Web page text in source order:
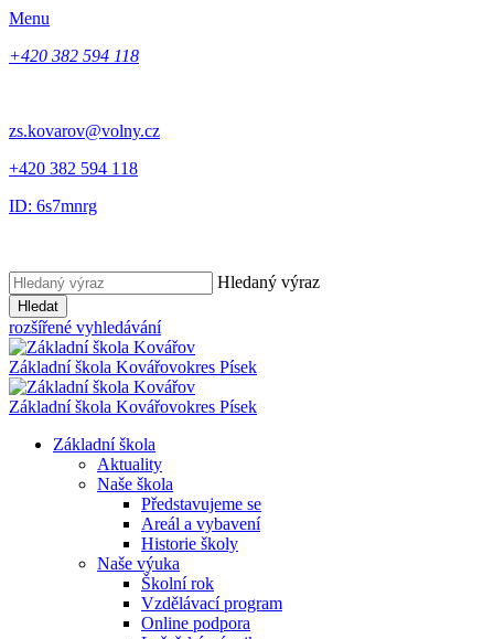
Menu
+420 382 594 118
zs.kovarov@volny.cz
+420 382 594 118
ID: 6s7mnrg
Hledaný výraz
Hledat
rozšířené vyhledávání
Základní škola Kovářovokres Písek
Základní škola Kovářovokres Písek
Základní škola
Aktuality
Naše škola
Představujeme se
Areál a vybavení
Historie školy
Naše výuka
Školní rok
Vzdělávací program
Online podpora